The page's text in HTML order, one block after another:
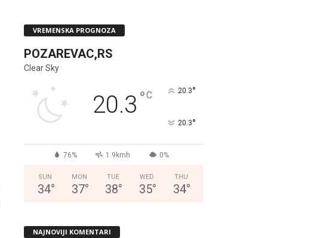
VREMENSKA PROGNOZA
POZAREVAC,RS
Clear Sky
20.3 °C 20.3°
20.3°
76% 1.9kmh 0%
SUN
34°
MON
37°
TUE
38°
WED
35°
THU
34°
NAJNOVIJI KOMENTARI